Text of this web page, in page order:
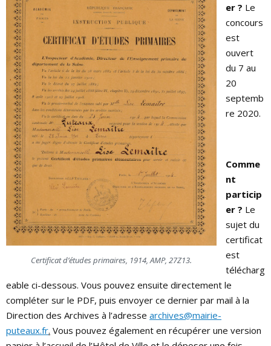
Certificat d’études primaires, 1914, AMP, 27Z13.
er ? Le
concours
est
ouvert
du 7 au
20
septemb
re 2020.
Comme
nt
particip
er ? Le
sujet du
certificat
est
télécharg
eable ci-dessous. Vous pouvez ensuite directement le
compléter sur le PDF, puis envoyer ce dernier par mail à la
Direction des Archives à l’adresse archives@mairie-
puteaux.fr. Vous pouvez également en récupérer une version